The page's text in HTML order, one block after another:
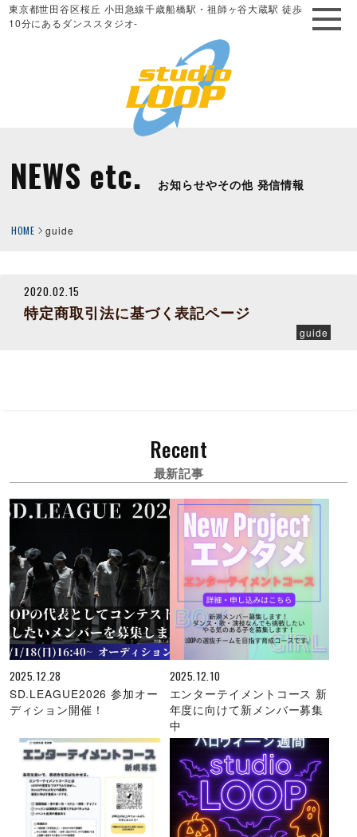
東京都世田谷区桜丘 小田急線千歳船橋駅・祖師ヶ谷大蔵駅 徒歩
10分にあるダンススタジオ-
NEWS etc. お知らせやその他 発信情報
HOME guide
2020.02.15
特定商取引法に基づく表記ページ
guide
Recent
最新記事
2025.12.28
SD.LEAGUE2026 参加オー
ディション開催！
2025.12.10
エンターテイメントコース 新
年度に向けて新メンバー募集
中